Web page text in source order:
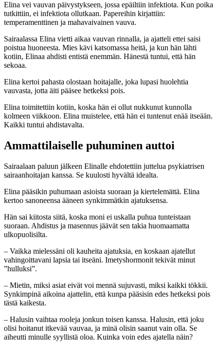
Elina vei vauvan päivystykseen, jossa epäiltiin infektiota. Kun poika
tutkittiin, ei infektiota ollutkaan. Papereihin kirjattiin:
temperamenttinen ja mahavaivainen vauva.
Sairaalassa Elina vietti aikaa vauvan rinnalla, ja ajatteli ettei saisi
poistua huoneesta. Mies kävi katsomassa heitä, ja kun hän lähti
kotiin, Elinaa ahdisti entistä enemmän. Hänestä tuntui, että hän
sekoaa.
Elina kertoi pahasta olostaan hoitajalle, joka lupasi huolehtia
vauvasta, jotta äiti pääsee hetkeksi pois.
Elina toimitettiin kotiin, koska hän ei ollut nukkunut kunnolla
kolmeen viikkoon. Elina muistelee, että hän ei tuntenut enää itseään.
Kaikki tuntui ahdistavalta.
Ammattilaiselle puhuminen auttoi
Sairaalaan paluun jälkeen Elinalle ehdotettiin juttelua psykiatrisen
sairaanhoitajan kanssa. Se kuulosti hyvältä idealta.
Elina pääsikin puhumaan asioista suoraan ja kiertelemättä. Elina
kertoo sanoneensa ääneen synkimmätkin ajatuksensa.
Hän sai kiitosta siitä, koska moni ei uskalla puhua tunteistaan
suoraan. Ahdistus ja masennus jäävät sen takia huomaamatta
ulkopuolisilta.
– Vaikka mielessäni oli kauheita ajatuksia, en koskaan ajatellut
vahingoittavani lapsia tai itseäni. Imetyshormonit tekivät minut
”hulluksi”.
– Mietin, miksi asiat eivät voi mennä sujuvasti, miksi kaikki tökkii.
Synkimpinä aikoina ajattelin, että kunpa pääsisin edes hetkeksi pois
tästä kaikesta.
– Halusin vaihtaa rooleja jonkun toisen kanssa. Halusin, että joku
olisi hoitanut itkevää vauvaa, ja minä olisin saanut vain olla. Se
aiheutti minulle syyllistä oloa. Kuinka voin edes ajatella näin?